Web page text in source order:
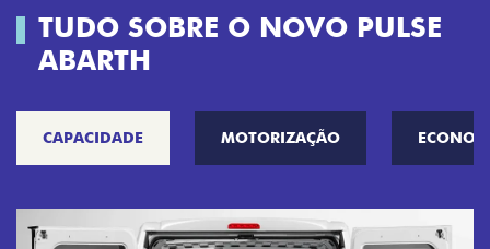
TUDO SOBRE O NOVO PULSE
ABARTH
CAPACIDADE MOTORIZAÇÃO